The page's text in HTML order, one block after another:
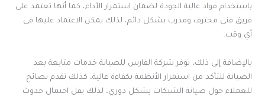
باستخدام مواد عالية الجودة لضمان استمرار الأداء، كما أنها تعتمد على
فريق فني محترف ومدرب بشكل دائم، لذلك يمكن الاعتماد عليها في
أي وقت.
بالإضافة إلى ذلك، توفر شركة الفارس للصيانة خدمات متابعة بعد
الصيانة للتأكد من استمرار الأنظمة بكفاءة عالية، كذلك تقدم نصائح
للعملاء حول صيانة الشبكات بشكل دوري، لذلك يقل احتمال حدوث